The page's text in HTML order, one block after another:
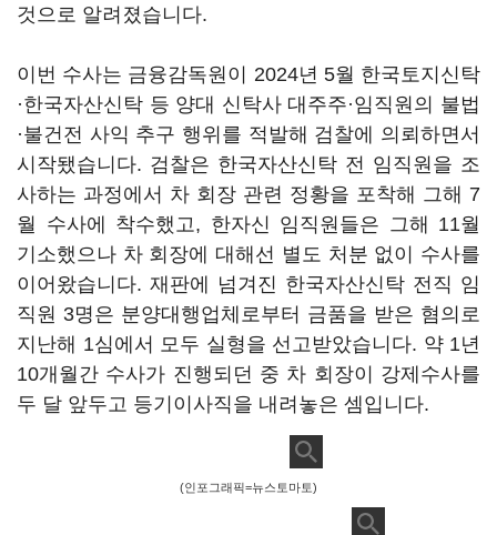
것으로 알려졌습니다.
이번 수사는 금융감독원이 2024년 5월 한국토지신탁
·한국자산신탁 등 양대 신탁사 대주주·임직원의 불법
·불건전 사익 추구 행위를 적발해 검찰에 의뢰하면서
시작됐습니다. 검찰은 한국자산신탁 전 임직원을 조
사하는 과정에서 차 회장 관련 정황을 포착해 그해 7
월 수사에 착수했고, 한자신 임직원들은 그해 11월
기소했으나 차 회장에 대해선 별도 처분 없이 수사를
이어왔습니다. 재판에 넘겨진 한국자산신탁 전직 임
직원 3명은 분양대행업체로부터 금품을 받은 혐의로
지난해 1심에서 모두 실형을 선고받았습니다. 약 1년
10개월간 수사가 진행되던 중 차 회장이 강제수사를
두 달 앞두고 등기이사직을 내려놓은 셈입니다.
(인포그래픽=뉴스토마토)